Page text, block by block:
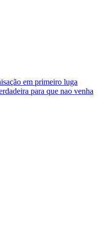
em primeiro luga
para que nao venha